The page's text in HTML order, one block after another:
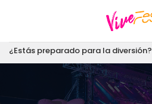
¿Estás preparado para la diversión?